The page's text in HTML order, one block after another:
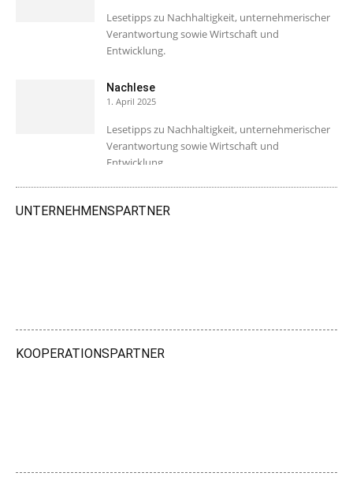
Lesetipps zu Nachhaltigkeit, unternehmerischer
Verantwortung sowie Wirtschaft und
Entwicklung.
Nachlese
1. April 2025
Lesetipps zu Nachhaltigkeit, unternehmerischer
Verantwortung sowie Wirtschaft und
Entwicklung.
UNTERNEHMENSPARTNER
KOOPERATIONSPARTNER